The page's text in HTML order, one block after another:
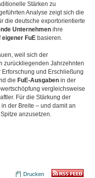
Stärken zu
Analyse zeigt sich die
die deutsche exportorientierte
Unternehmen ihre
eigener FuE basieren.
weil sich der
zurückliegenden Jahrzehnten
und Erschließung
die FuE-Ausgaben in der
vergleichsweise
Für die Stärkung der
der Breite – und damit an
anzusetzen.
Drucken